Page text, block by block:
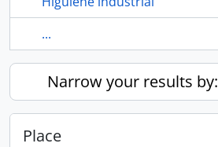
...
Narrow your results by:
Place